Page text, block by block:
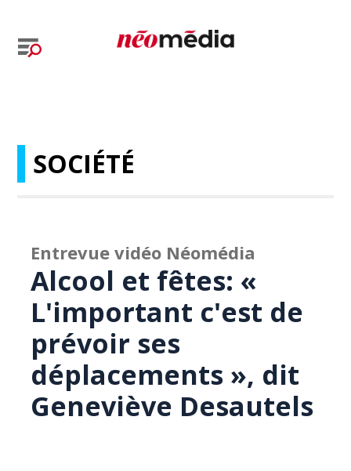
SOCIÉTÉ
Entrevue vidéo Néomédia
Alcool et fêtes: «
L'important c'est de
prévoir ses
déplacements », dit
Geneviève Desautels